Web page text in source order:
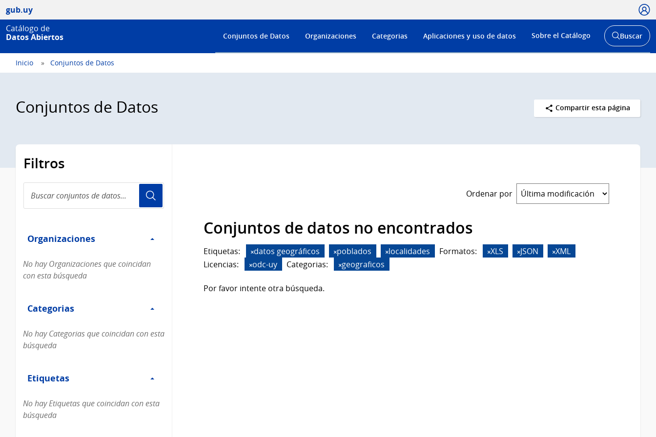
gub.uy
Catálogo de
Datos Abiertos
Menú
de
Conjuntos de Datos Organizaciones Categorias Aplicaciones y uso de datos Sobre el Catálogo
Abrir
buscador
Buscar
Inicio Conjuntos de Datos
Conjuntos de Datos Compartir esta página
Filtros
conjuntos
de
Organizaciones
Organizaciones
No hay Organizaciones que coincidan
con esta búsqueda
Categorias
Categorias
No hay Categorias que coincidan con esta
búsqueda
Etiquetas
Etiquetas
No hay Etiquetas que coincidan con esta
búsqueda
Ordenar por
Conjuntos de datos no encontrados
Etiquetas: datos geográficos poblados localidades Formatos: XLS JSON
XML
Licencias:
odc-uy Categorias: geograficos
Por favor intente otra búsqueda.